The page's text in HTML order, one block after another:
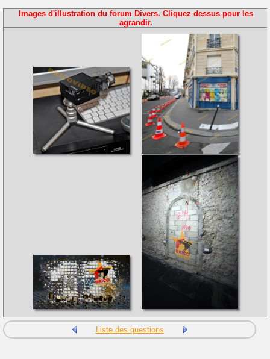
Images d'illustration du forum Divers. Cliquez dessus pour les
agrandir.
Liste des questions